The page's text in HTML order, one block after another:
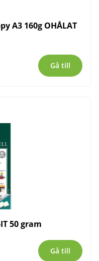
A3 160g OHÅLAT
Gå till
50 gram
Gå till